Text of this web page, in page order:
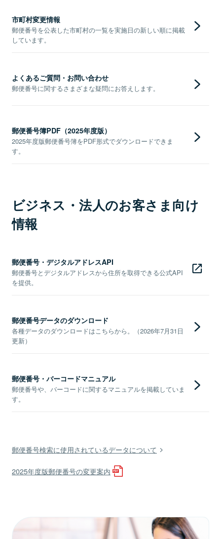
市町村変更情報
郵便番号を公表した市町村の一覧を実施日の新しい順に掲載
しています。
よくあるご質問・お問い合わせ
郵便番号に関するさまざまな疑問にお答えします。
郵便番号簿PDF（2025年度版）
2025年度版郵便番号簿をPDF形式でダウンロードできま
す。
ビジネス・法人のお客さま向け
情報
郵便番号・デジタルアドレスAPI
郵便番号とデジタルアドレスから住所を取得できる公式API
を提供。
郵便番号データのダウンロード
各種データのダウンロードはこちらから。（2026年7月31日
更新）
郵便番号・バーコードマニュアル
郵便番号や、バーコードに関するマニュアルを掲載していま
す。
郵便番号検索に使用されているデータについて
2025年度版郵便番号の変更案内